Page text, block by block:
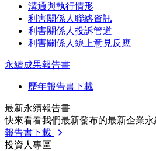
溝通與執行情形
利害關係人聯絡資訊
利害關係人投訴管道
利害關係人線上意見反應
永續成果報告書
歷年報告書下載
最新永續報告書
快來看看我們最新發布的最新企業永
報告書下載
投資人專區